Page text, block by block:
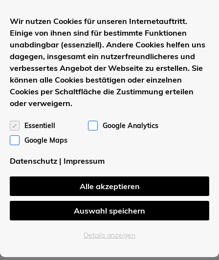
Baukörper
Dachform: Zeltdach
Dachneigung: 30
Wir nutzen Cookies für unseren Internetauftritt.
Einige von ihnen sind für bestimmte Funktionen
unabdingbar (essenziell). Andere Cookies helfen uns
dagegen, insgesamt ein nutzerfreundlicheres und
verbessertes Angebot der Webseite zu erstellen. Sie
können alle Cookies bestätigen oder einzelnen
Cookies per Schaltfläche die Zustimmung erteilen
oder verweigern.
Essentiell
Google Analytics
Google Maps
Datenschutz | Impressum
Alle akzeptieren
Auswahl speichern
Details anzeigen